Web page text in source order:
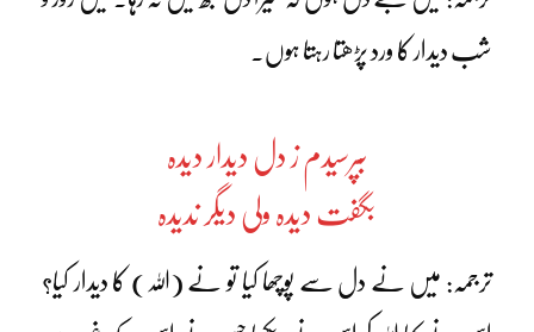
شب دیدار کا ورد پڑھتا رہتا ہوں۔
بپرسیدم ز دل دیدار دیدہ
بگفت دیدہ ولی دیگر ندیدہ
ترجمہ: میں نے دل سے پوچھا کیا تو نے (اللہ) کا دیدار کیا؟